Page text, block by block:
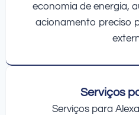
economia de energia,
acionamento preciso
Serviços
Serviços para